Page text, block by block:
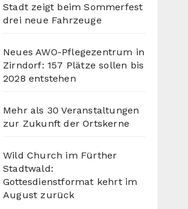
Stadt zeigt beim Sommerfest
drei neue Fahrzeuge
Neues AWO-Pflegezentrum in
Zirndorf: 157 Plätze sollen bis
2028 entstehen
Mehr als 30 Veranstaltungen
zur Zukunft der Ortskerne
Wild Church im Fürther
Stadtwald:
Gottesdienstformat kehrt im
August zurück